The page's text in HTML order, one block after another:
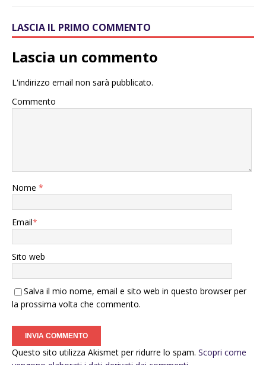
LASCIA IL PRIMO COMMENTO
Lascia un commento
L'indirizzo email non sarà pubblicato.
Commento
Nome *
Email*
Sito web
Salva il mio nome, email e sito web in questo browser per
la prossima volta che commento.
Questo sito utilizza Akismet per ridurre lo spam. Scopri come